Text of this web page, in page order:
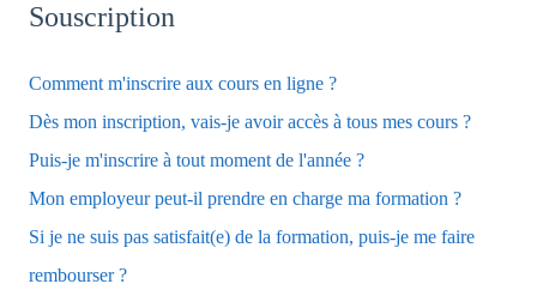
Souscription
Comment m'inscrire aux cours en ligne ?
Dès mon inscription, vais-je avoir accès à tous mes cours ?
Puis-je m'inscrire à tout moment de l'année ?
Mon employeur peut-il prendre en charge ma formation ?
Si je ne suis pas satisfait(e) de la formation, puis-je me faire
rembourser ?